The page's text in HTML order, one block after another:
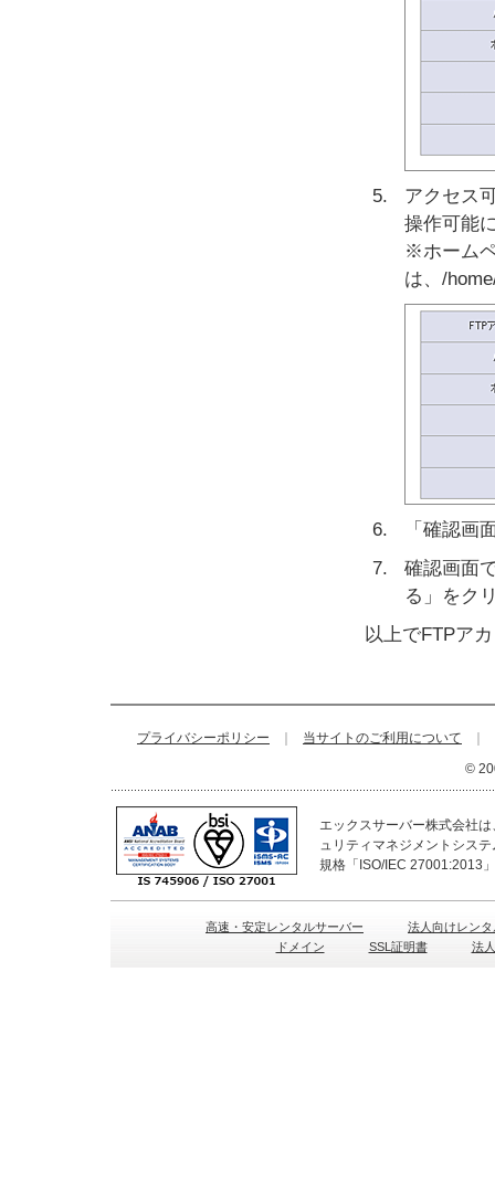
アクセス
操作可能
※ホーム
は、/
「確認画
確認画面
る」をク
以上でFTPア
プライバシーポリシー 当サイトのご利用について
©
エックスサーバー株式会社
ュリティマネジメントシス
規格「ISO/IEC 27001:2013
高速・安定レンタルサーバー
法人向けレン
ドメイン
SSL証明書 法